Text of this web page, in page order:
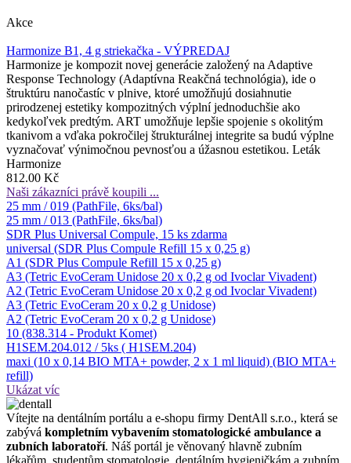
Akce
Harmonize B1, 4 g striekačka - VÝPREDAJ
Harmonize je kompozit novej generácie založený na Adaptive
Response Technology (Adaptívna Reakčná technológia), ide o
štruktúru nanočastíc v plnive, ktoré umožňujú dosiahnutie
prirodzenej estetiky kompozitných výplní jednoduchšie ako
kedykoľvek predtým. ART umožňuje lepšie spojenie s okolitým
tkanivom a vďaka pokročilej štrukturálnej integrite sa budú výplne
vyznačovať výnimočnou pevnosťou a úžasnou estetikou. Leták
Harmonize
812.00 Kč
Naši zákazníci právě koupili ...
25 mm / 019 (PathFile, 6ks/bal)
25 mm / 013 (PathFile, 6ks/bal)
SDR Plus Universal Compule, 15 ks zdarma
universal (SDR Plus Compule Refill 15 x 0,25 g)
A1 (SDR Plus Compule Refill 15 x 0,25 g)
A3 (Tetric EvoCeram Unidose 20 x 0,2 g od Ivoclar Vivadent)
A2 (Tetric EvoCeram Unidose 20 x 0,2 g od Ivoclar Vivadent)
A3 (Tetric EvoCeram 20 x 0,2 g Unidose)
A2 (Tetric EvoCeram 20 x 0,2 g Unidose)
10 (838.314 - Produkt Komet)
H1SEM.204.012 / 5ks ( H1SEM.204)
maxi (10 x 0,14 BIO MTA+ powder, 2 x 1 ml liquid) (BIO MTA+
refill)
Ukázat víc
Ví­tejte na dentálním portálu a e-shopu firmy DentAll s.r.o., která se
zabývá kompletním vybavením stomatologické ambulance a
zubních laboratoří. Náš portál je věnovaný hlavně zubním
lékařům, studentům stomatologie, dentálním hygieničkám a zubním